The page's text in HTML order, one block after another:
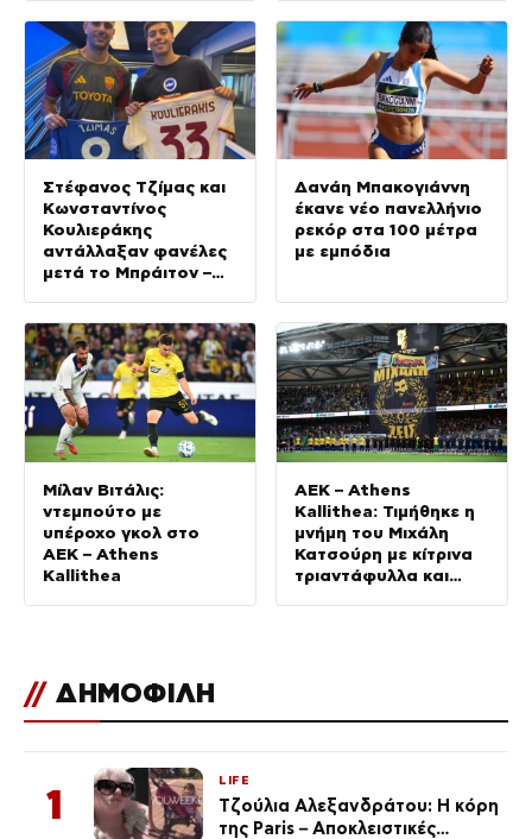
Στέφανος Τζίμας και
Κωνσταντίνος
Κουλιεράκης
αντάλλαξαν φανέλες
μετά το Μπράιτον –
Δανάη Μπακογιάννη
έκανε νέο πανελλήνιο
ρεκόρ στα 100 μέτρα
με εμπόδια
Μίλαν Βιτάλις:
ντεμπούτο με
υπέροχο γκολ στο
ΑΕΚ – Athens
Kallithea
ΑΕΚ – Athens
Kallithea: Τιμήθηκε η
μνήμη του Μιχάλη
Κατσούρη με κίτρινα
τριαντάφυλλα και
// ΔΗΜΟΦΙΛΗ
1
LIFE
Τζούλια Αλεξανδράτου: Η κόρη
της Paris – Αποκλειστικές